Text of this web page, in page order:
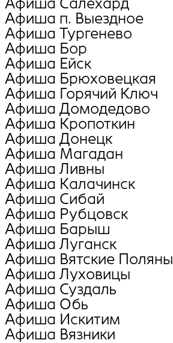
Афиша п. Выездное
Афиша Тургенево
Афиша Бор
Афиша Ейск
Афиша Брюховецкая
Афиша Горячий Ключ
Афиша Домодедово
Афиша Кропоткин
Афиша Донецк
Афиша Магадан
Афиша Ливны
Афиша Калачинск
Афиша Сибай
Афиша Рубцовск
Афиша Барыш
Афиша Луганск
Афиша Вятские Поляны
Афиша Луховицы
Афиша Суздаль
Афиша Обь
Афиша Искитим
Афиша Вязники